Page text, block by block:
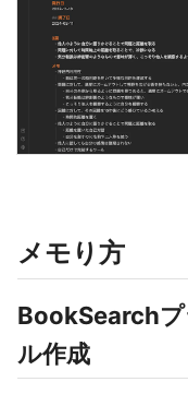
メモり方
BookSearch
ル作成